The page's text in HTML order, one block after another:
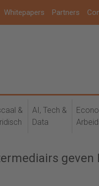
Whitepapers Partners
&
AI, Tech &
Data